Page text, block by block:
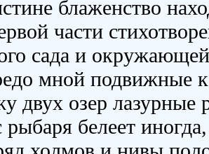
блаженство
части
сада и
мной подвижные
двух озер лазурные
рыбаря белеет иногда,